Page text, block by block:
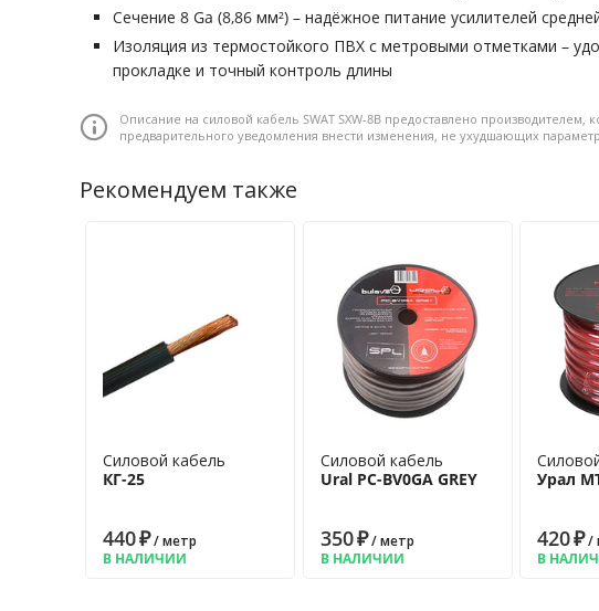
Сечение 8 Ga (8,86 мм²) – надёжное питание усилителей
Изоляция из термостойкого ПВХ с метровыми отметками –
прокладке и точный контроль длины
Описание на силовой кабель SWAT SXW-8B предоставлено производителем,
предварительного уведомления внести изменения, не ухудшающих
Рекомендуем также
Силовой кабель
КГ-25
440₽/ метр
В НАЛИЧИИ
Силовой кабель
Ural PC-BV0GA GREY
350₽/ метр
В НАЛИЧИИ
Урал
420₽/
В